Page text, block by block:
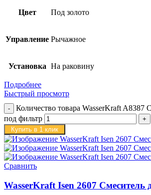
Цвет Под золото
Управление Рычажное
Установка На раковину
Подробнее
Быстрый просмотр
Количество товара WasserKraft A8387
под фильтр
Купить в 1 клик
Сравнить
WasserKraft Isen 2607 Смеситель